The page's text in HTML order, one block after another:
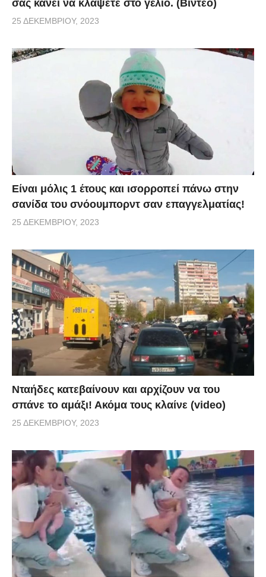
σας κάνει να κλάψετε στο γέλιο. (Βίντεο)
25 ΔΕΚΕΜΒΡΊΟΥ, 2023
Είναι μόλις 1 έτους και ισορροπεί πάνω στην
σανίδα του σνόουμπορντ σαν επαγγελματίας!
25 ΔΕΚΕΜΒΡΊΟΥ, 2023
Νταήδες κατεβαίνουν και αρχίζουν να του
σπάνε το αμάξι! Ακόμα τους κλαίνε (video)
25 ΔΕΚΕΜΒΡΊΟΥ, 2023